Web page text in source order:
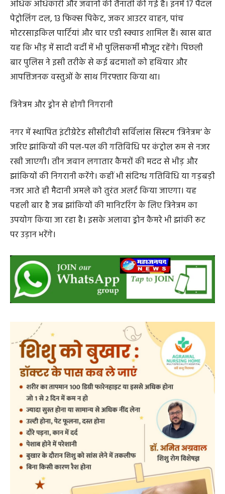
झांकियों के दौरान सुरक्षा व्यवस्था बनाए रखने के लिए 800 से
अधिक अधिकारी और जवानों की तैनाती की गई है। इनमें 17 पैदल
पेट्रोलिंग दल, 13 फिक्स पिकेट, जकर आउटर वाहन, पांच
मोटरसाइकिल पार्टियां और चार एडी स्क्वाड शामिल हैं। खास बात
यह कि भीड़ में सादी वर्दी में भी पुलिसकर्मी मौजूद रहेंगे। पिछली
बार पुलिस ने इसी तरीके से कई बदमाशों को हथियार और
आपत्तिजनक वस्तुओं के साथ गिरफ्तार किया था।
त्रिनेत्रम और ड्रोन से होगी निगरानी
नगर में स्थापित इंटीग्रेटेड सीसीटीवी सर्विलांस सिस्टम ‘त्रिनेत्रम’ के
जरिए झांकियों की पल-पल की गतिविधि पर कंट्रोल रूम से नजर
रखी जाएगी। तीन जवान लगातार कैमरों की मदद से भीड़ और
झांकियों की निगरानी करेंगे। कहीं भी संदिग्ध गतिविधि या गड़बड़ी
नजर आते ही मैदानी अमले को तुरंत अलर्ट किया जाएगा। यह
पहली बार है जब झांकियों की मानिटरिंग के लिए त्रिनेत्रम का
उपयोग किया जा रहा है। इसके अलावा ड्रोन कैमरे भी झांकी रूट
पर उड़ान भरेंगे।